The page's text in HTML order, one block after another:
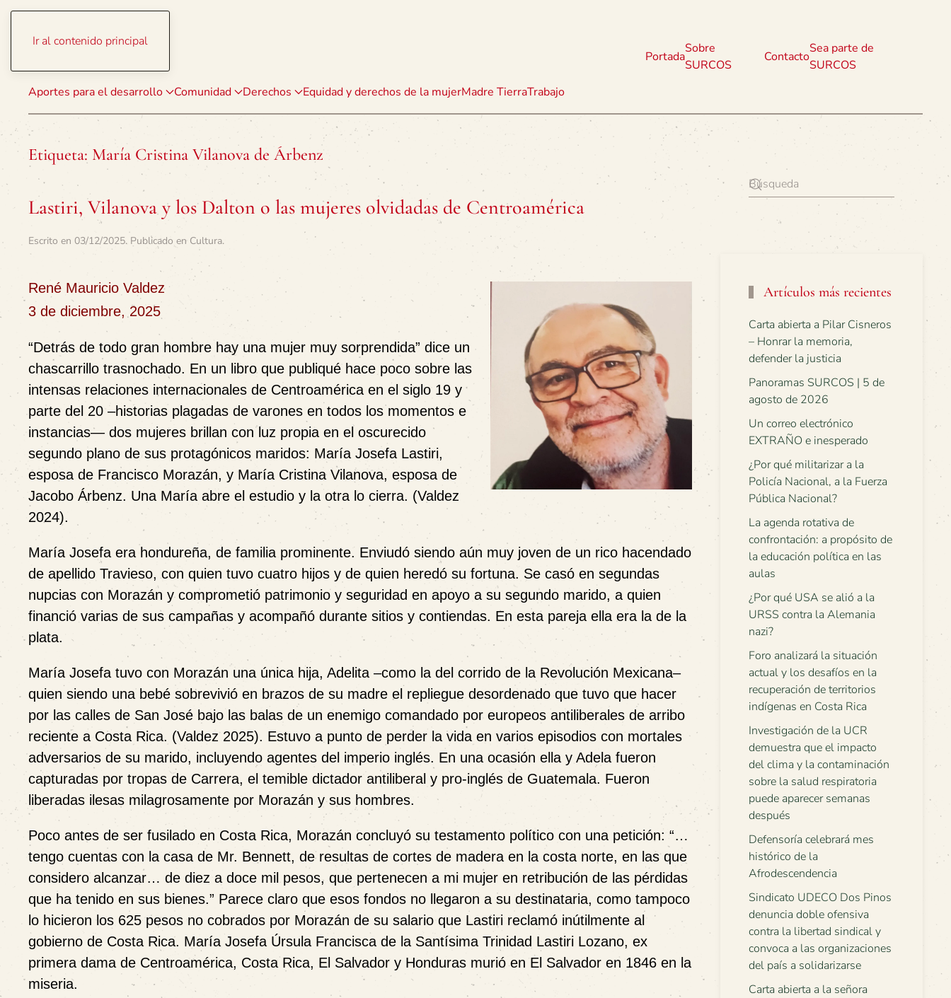
Ir al contenido principal
Aportes para el desarrollo Comunidad Derechos Equidad y derechos de la mujerMadre TierraTrabajo
Portada
Sobre
SURCOS
Contacto
Sea parte de
SURCOS
Etiqueta: María Cristina Vilanova de Árbenz
Lastiri, Vilanova y los Dalton o las mujeres olvidadas de Centroamérica
Escrito en 03/12/2025. Publicado en Cultura.
René Mauricio Valdez
3 de diciembre, 2025
“Detrás de todo gran hombre hay una mujer muy sorprendida” dice un
chascarrillo trasnochado. En un libro que publiqué hace poco sobre las
intensas relaciones internacionales de Centroamérica en el siglo 19 y
parte del 20 –historias plagadas de varones en todos los momentos e
instancias— dos mujeres brillan con luz propia en el oscurecido
segundo plano de sus protagónicos maridos: María Josefa Lastiri,
esposa de Francisco Morazán, y María Cristina Vilanova, esposa de
Jacobo Árbenz. Una María abre el estudio y la otra lo cierra. (Valdez
2024).
María Josefa era hondureña, de familia prominente. Enviudó siendo aún muy joven de un rico hacendado
de apellido Travieso, con quien tuvo cuatro hijos y de quien heredó su fortuna. Se casó en segundas
nupcias con Morazán y comprometió patrimonio y seguridad en apoyo a su segundo marido, a quien
financió varias de sus campañas y acompañó durante sitios y contiendas. En esta pareja ella era la de la
plata.
María Josefa tuvo con Morazán una única hija, Adelita –como la del corrido de la Revolución Mexicana–
quien siendo una bebé sobrevivió en brazos de su madre el repliegue desordenado que tuvo que hacer
por las calles de San José bajo las balas de un enemigo comandado por europeos antiliberales de arribo
reciente a Costa Rica. (Valdez 2025). Estuvo a punto de perder la vida en varios episodios con mortales
adversarios de su marido, incluyendo agentes del imperio inglés. En una ocasión ella y Adela fueron
capturadas por tropas de Carrera, el temible dictador antiliberal y pro-inglés de Guatemala. Fueron
liberadas ilesas milagrosamente por Morazán y sus hombres.
Poco antes de ser fusilado en Costa Rica, Morazán concluyó su testamento político con una petición: “…
tengo cuentas con la casa de Mr. Bennett, de resultas de cortes de madera en la costa norte, en las que
considero alcanzar… de diez a doce mil pesos, que pertenecen a mi mujer en retribución de las pérdidas
que ha tenido en sus bienes.” Parece claro que esos fondos no llegaron a su destinataria, como tampoco
lo hicieron los 625 pesos no cobrados por Morazán de su salario que Lastiri reclamó inútilmente al
gobierno de Costa Rica. María Josefa Úrsula Francisca de la Santísima Trinidad Lastiri Lozano, ex
primera dama de Centroamérica, Costa Rica, El Salvador y Honduras murió en El Salvador en 1846 en la
miseria.
Artículos más recientes
Carta abierta a Pilar Cisneros
– Honrar la memoria,
defender la justicia
Panoramas SURCOS | 5 de
agosto de 2026
Un correo electrónico
EXTRAÑO e inesperado
¿Por qué militarizar a la
Policía Nacional, a la Fuerza
Pública Nacional?
La agenda rotativa de
confrontación: a propósito de
la educación política en las
aulas
¿Por qué USA se alió a la
URSS contra la Alemania
nazi?
Foro analizará la situación
actual y los desafíos en la
recuperación de territorios
indígenas en Costa Rica
Investigación de la UCR
demuestra que el impacto
del clima y la contaminación
sobre la salud respiratoria
puede aparecer semanas
después
Defensoría celebrará mes
histórico de la
Afrodescendencia
Sindicato UDECO Dos Pinos
denuncia doble ofensiva
contra la libertad sindical y
convoca a las organizaciones
del país a solidarizarse
Carta abierta a la señora